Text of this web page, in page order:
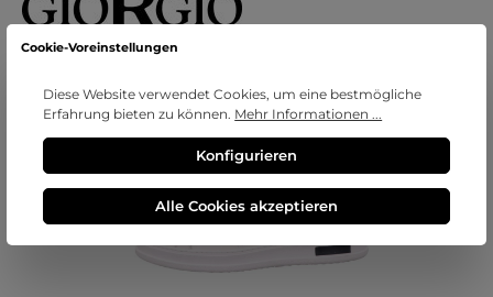
Bildergalerie überspringen
Cookie-Voreinstellungen
Diese Website verwendet Cookies, um eine bestmögliche
Erfahrung bieten zu können. Mehr Informationen ...
Konfigurieren
Alle Cookies akzeptieren